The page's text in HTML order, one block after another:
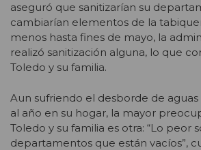
aseguró que sanitizarían su
cambiarían elementos de la
menos hasta fines de mayo, la
realizó sanitización alguna, lo que
Toledo y su familia.
Aun sufriendo el desborde de aguas
al año en su hogar, la mayor
Toledo y su familia es otra: “Lo peor
departamentos que están vacíos”,